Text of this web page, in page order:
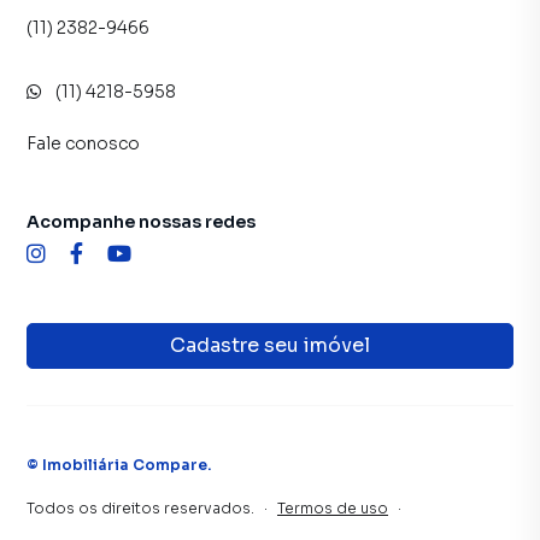
(11) 2382-9466
(11) 4218-5958
Fale conosco
Cadastre seu imóvel
Acompanhe nossas redes
© Imobiliária Compare.
Todos os direitos reservados. · Termos de uso ·